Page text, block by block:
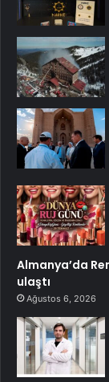
Almanya’da
ulaştı
Ağustos 6, 2026